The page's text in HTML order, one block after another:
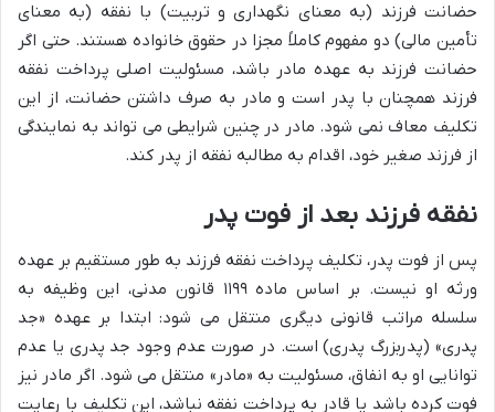
حضانت فرزند (به معنای نگهداری و تربیت) با نفقه (به معنای
تأمین مالی) دو مفهوم کاملاً مجزا در حقوق خانواده هستند. حتی اگر
حضانت فرزند به عهده مادر باشد، مسئولیت اصلی پرداخت نفقه
فرزند همچنان با پدر است و مادر به صرف داشتن حضانت، از این
تکلیف معاف نمی شود. مادر در چنین شرایطی می تواند به نمایندگی
از فرزند صغیر خود، اقدام به مطالبه نفقه از پدر کند.
نفقه فرزند بعد از فوت پدر
پس از فوت پدر، تکلیف پرداخت نفقه فرزند به طور مستقیم بر عهده
ورثه او نیست. بر اساس ماده ۱۱۹۹ قانون مدنی، این وظیفه به
سلسله مراتب قانونی دیگری منتقل می شود: ابتدا بر عهده «جد
پدری» (پدربزرگ پدری) است. در صورت عدم وجود جد پدری یا عدم
توانایی او به انفاق، مسئولیت به «مادر» منتقل می شود. اگر مادر نیز
فوت کرده باشد یا قادر به پرداخت نفقه نباشد، این تکلیف با رعایت